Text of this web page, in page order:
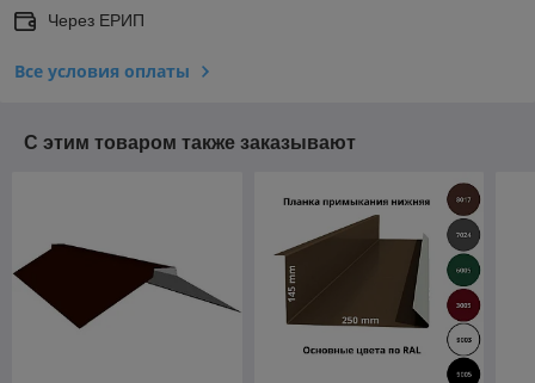
Через ЕРИП
Все условия оплаты
С этим товаром также заказывают